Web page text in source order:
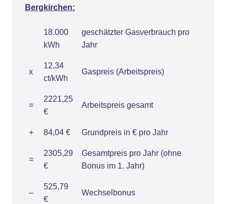
Bergkirchen:
18.000
kWh
geschätzter Gasverbrauch pro
Jahr
x
12,34
ct/kWh
Gaspreis (Arbeitspreis)
=
2221,25
€
Arbeitspreis gesamt
+ 84,04 € Grundpreis in € pro Jahr
=
2305,29
€
Gesamtpreis pro Jahr (ohne
Bonus im 1. Jahr)
–
525,79
€
Wechselbonus